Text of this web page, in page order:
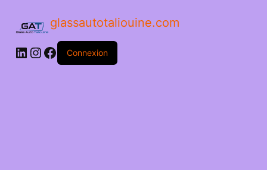
glassautotaliouine.com
Connexion